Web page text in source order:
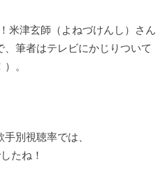
米津玄師（よねづけんし）さん
筆者はテレビにかじりついて
。
別視聴率では、
たね！